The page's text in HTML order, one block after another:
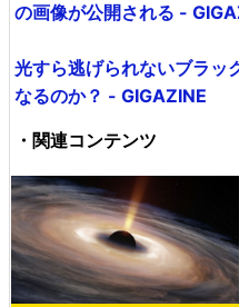
の画像が公開される -
光すら逃げられないブラッ
なるのか？ - GIGAZINE
・関連コンテンツ